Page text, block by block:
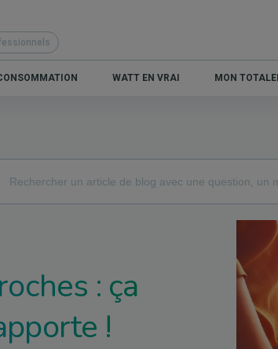
WATT EN VRAI MON
: ça
!